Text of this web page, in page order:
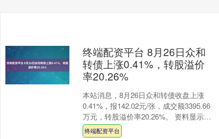
终端配资平台 8月26日众和
转债上涨0.41%，转股溢价
率20.26%
本站消息，8月26日众和转债收盘上涨
0.41%，报142.02元/张，成交额3395.66
万元，转股溢价率20.26%。 资料显示，
众和转债信用级别为“AA”，....
终端配资平台